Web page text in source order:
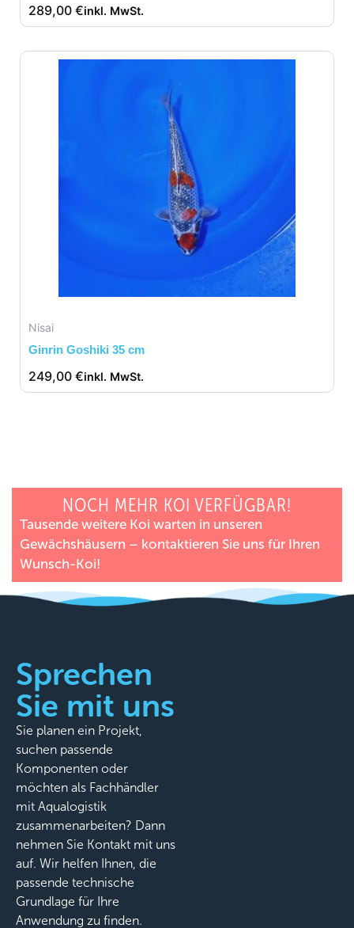
289,00 €inkl. MwSt.
Nisai
Ginrin Goshiki 35 cm
249,00 €inkl. MwSt.
NOCH MEHR KOI VERFÜGBAR!
Tausende weitere Koi warten in unseren
Gewächshäusern – kontaktieren Sie uns für Ihren
Wunsch-Koi!
Sprechen
Sie mit uns
Sie planen ein Projekt,
suchen passende
Komponenten oder
möchten als Fachhändler
mit Aqualogistik
zusammenarbeiten? Dann
nehmen Sie Kontakt mit uns
auf. Wir helfen Ihnen, die
passende technische
Grundlage für Ihre
Anwendung zu finden.